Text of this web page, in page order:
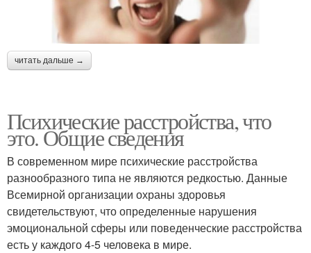
читать дальше →
Психические расстройства, что
это. Общие сведения
В современном мире психические расстройства
разнообразного типа не являются редкостью. Данные
Всемирной организации охраны здоровья
свидетельствуют, что определенные нарушения
эмоциональной сферы или поведенческие расстройства
есть у каждого 4-5 человека в мире.